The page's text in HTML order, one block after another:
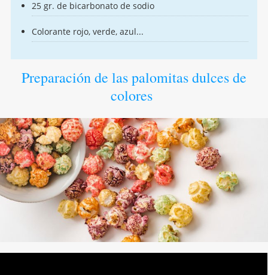
25 gr. de bicarbonato de sodio
Colorante rojo, verde, azul...
Preparación de las palomitas dulces de
colores